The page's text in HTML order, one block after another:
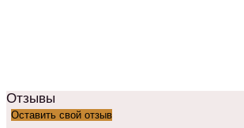
Отзывы
Оставить свой отзыв